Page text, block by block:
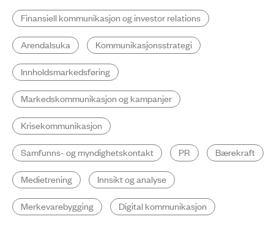
Finansiell kommunika­sjon og investor relations
Arendalsuka Kommunika­sjons­strategi
Innholds­markedsføring
Markedskommunikasjon og kampanjer
Krisekomm­unikasjon
Samfunns- og myndighetskontakt PR Bærekraft
Medietrening Innsikt og analyse
Merkevare­bygging Digital kommunikasjon